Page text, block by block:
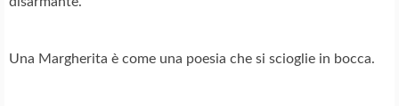
Una Margherita è come una poesia che si scioglie in bocca.